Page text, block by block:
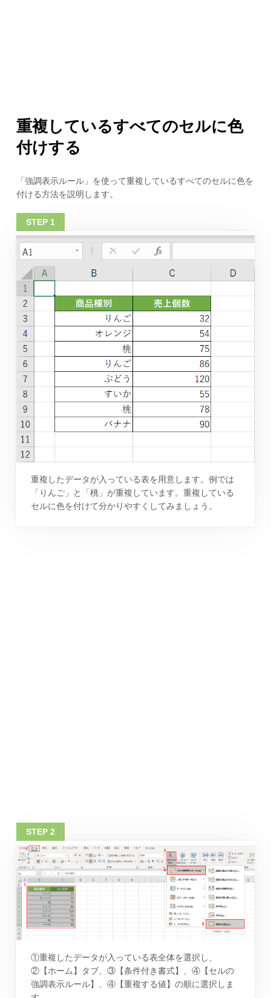
重複しているすべてのセルに色
付けする
「強調表示ルール」を使って重複しているすべてのセルに色を
付ける方法を説明します。
重複したデータが入っている表を用意します。例では
「りんご」と「桃」が重複しています。重複している
セルに色を付けて分かりやすくしてみましょう。
①重複したデータが入っている表全体を選択し、
②【ホーム】タブ、③【条件付き書式】、④【セルの
強調表示ルール】、④【重複する値】の順に選択しま